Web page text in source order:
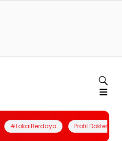
#LokalBerdaya Profil Dokter